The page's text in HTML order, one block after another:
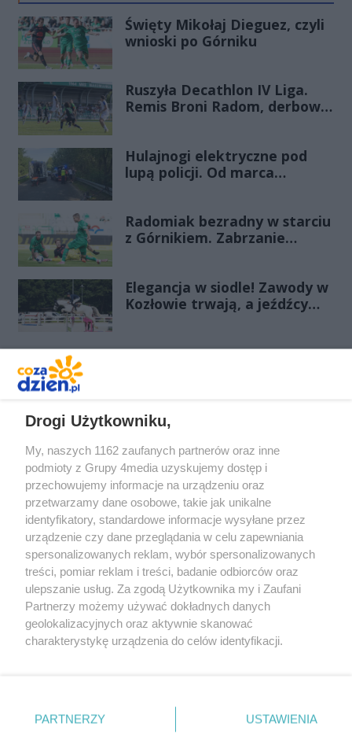
Święty Mikołaj Dieguez, czyli
wnioski po Górniku
Ruszyła Decathlon IV Liga.
Remis Broni Radom, derbowa
Hulajnogi elektryczne pod
lupą policji. Od marca
Radomiak bezradny w starciu
z Górnikiem. Zabrzanie
Elegancja w siodle! Zawody w
Kozłowie trwają, a jeźdźcy
Redakcja Reklama Prywatność
Praca Łódź
the:protocol
Facebook.com
Youtube.com
Drogi Użytkowniku,
My, naszych 1162 zaufanych partnerów oraz inne
podmioty z Grupy 4media uzyskujemy dostęp i
przechowujemy informacje na urządzeniu oraz
przetwarzamy dane osobowe, takie jak unikalne
identyfikatory, standardowe informacje wysyłane przez
urządzenie czy dane przeglądania w celu zapewniania
spersonalizowanych reklam, wybór spersonalizowanych
treści, pomiar reklam i treści, badanie odbiorców oraz
ulepszanie usług. Za zgodą Użytkownika my i Zaufani
Partnerzy możemy używać dokładnych danych
geolokalizacyjnych oraz aktywnie skanować
charakterystykę urządzenia do celów identyfikacji.
zmienić/wycofać klikając przycisk ustawień prywatności
znajdujący się w lewym dolnym rogu strony
. Niektóre
PARTNERZY USTAWIENIA